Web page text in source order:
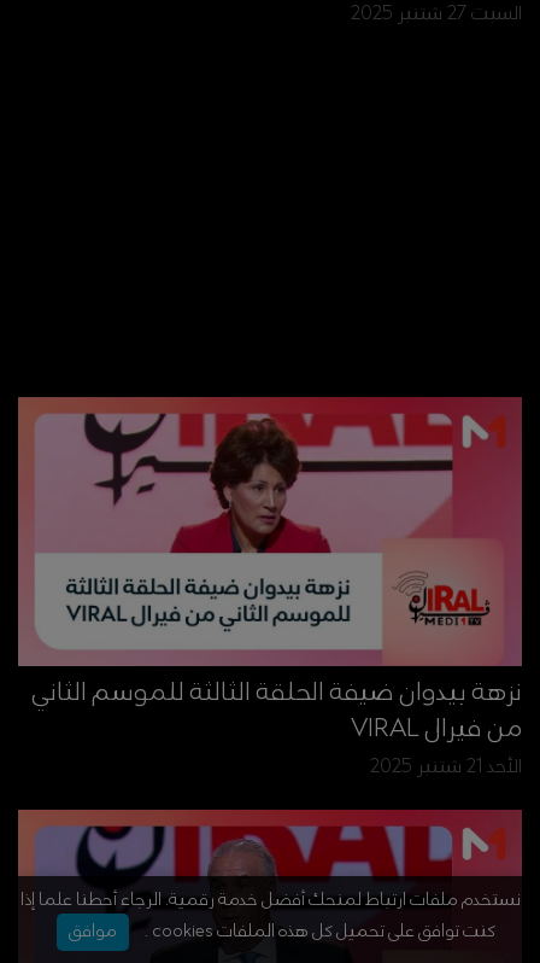
السبت 27 شتنبر 2025
نزهة بيدوان ضيفة الحلقة الثالثة للموسم الثاني
من فيرال VIRAL
الأحد 21 شتنبر 2025
نستخدم ملفات ارتباط لمنحك أفضل خدمة رقمية. الرجاء أحطنا علما إذا
كنت توافق على تحميل كل هذه الملفات cookies .
موافق